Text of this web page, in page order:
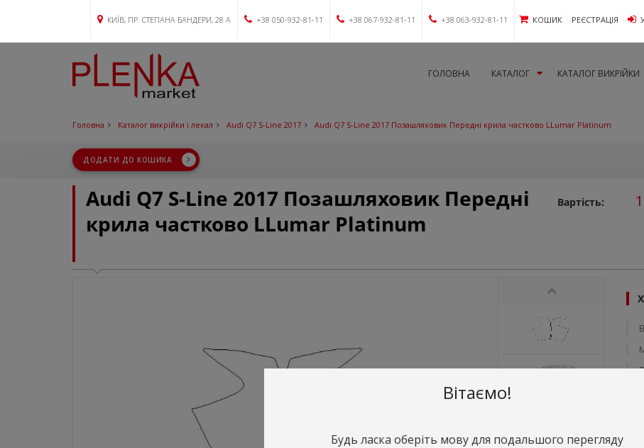
КИЇВ, ПР. СТЕПАНА БАНДЕРИ, 28 А +38 050-932-81-11 +38 067-932-81-11 +38 063-932-81-11 КОШИК РЕЄСТРАЦІЯ
ГОЛОВНА КАТАЛОГ КАТАЛОГ ВИКРІЙКИ
Головна Каталог викрійки і лекал Audi Q7 S-Line 2017 Audi Q7 S-Line 2017 Позашляховик Передні крила частково LLumar Platinum
ДОДАТИ ДО КОШИКА
Audi Q7 S-Line 2017 Позашляховик Передні
крила частково LLumar Platinum
Вартість:
Вітаємо!
Будь ласка оберіть мову для подальшого перегляду